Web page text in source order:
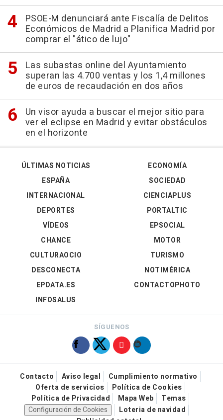
PSOE-M denunciará ante Fiscalía de Delitos
Económicos de Madrid a Planifica Madrid por
comprar el "ático de lujo"
Las subastas online del Ayuntamiento
superan las 4.700 ventas y los 1,4 millones
de euros de recaudación en dos años
Un visor ayuda a buscar el mejor sitio para
ver el eclipse en Madrid y evitar obstáculos
en el horizonte
ÚLTIMAS NOTICIAS
ESPAÑA
INTERNACIONAL
DEPORTES
VÍDEOS
ECONOMÍA
SOCIEDAD
CIENCIAPLUS
PORTALTIC
EPSOCIAL
CHANCE
CULTURAOCIO
DESCONECTA
EPDATA.ES
INFOSALUS
MOTOR
TURISMO
NOTIMÉRICA
CONTACTOPHOTO
SÍGUENOS
Contacto Aviso legal
Cumplimiento normativo
Oferta de servicios
Política de Cookies
Política de Privacidad
Mapa Web
Temas
Configuración de Cookies
Loteria de navidad